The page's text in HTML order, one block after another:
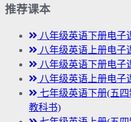
推荐课本
八年级英语下册电子
八年级英语上册电子
八年级英语下册电子
八年级英语上册电子
七年级英语下册(五
教科书)